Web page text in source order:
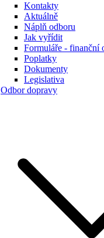
Kontakty
Aktuálně
Náplň odboru
Jak vyřídit
Formuláře - finanční
Poplatky
Dokumenty
Legislativa
Odbor dopravy